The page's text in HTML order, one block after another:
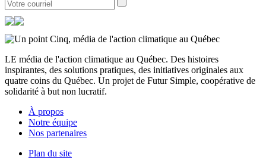
LE média de l'action climatique au Québec. Des histoires
inspirantes, des solutions pratiques, des initiatives originales aux
quatre coins du Québec. Un projet de Futur Simple, coopérative de
solidarité à but non lucratif.
À propos
Notre équipe
Nos partenaires
Plan du site